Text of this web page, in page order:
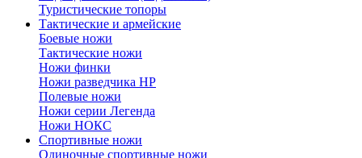
Туристические топоры
Тактические и армейские
Боевые ножи
Тактические ножи
Ножи финки
Ножи разведчика НР
Полевые ножи
Ножи серии Легенда
Ножи НОКС
Спортивные ножи
Одиночные спортивные ножи